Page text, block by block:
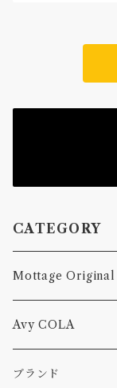
CATEGORY
Mottage Original
Tシャツ
キャップ、ニット
Avy COLA
ブランド